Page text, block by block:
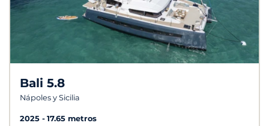
Bali 5.8
Nápoles y Sicilia
2025
17.65 metros